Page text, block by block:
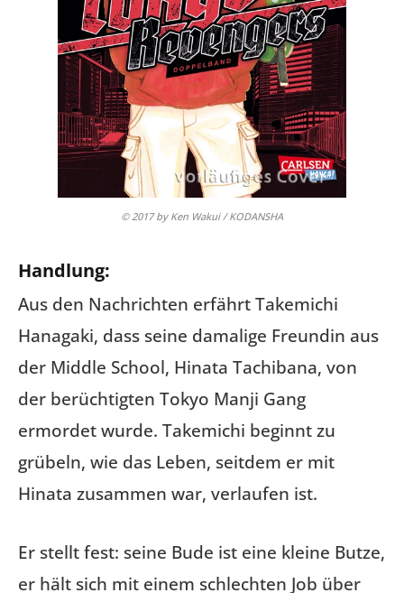
© 2017 by Ken Wakui / KODANSHA
Handlung:
Aus den Nachrichten erfährt Takemichi
Hanagaki, dass seine damalige Freundin aus
der Middle School, Hinata Tachibana, von
der berüchtigten Tokyo Manji Gang
ermordet wurde. Takemichi beginnt zu
grübeln, wie das Leben, seitdem er mit
Hinata zusammen war, verlaufen ist.
Er stellt fest: seine Bude ist eine kleine Butze,
er hält sich mit einem schlechten Job über